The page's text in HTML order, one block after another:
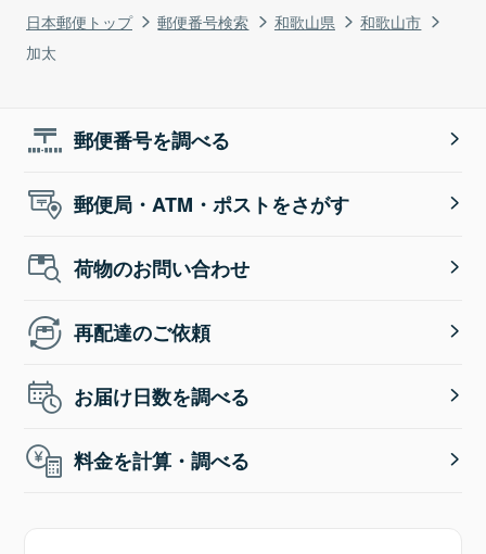
日本郵便トップ 郵便番号検索 和歌山県
和歌山市
加太
郵便番号を調べる
郵便局・ATM・ポストをさがす
荷物のお問い合わせ
再配達のご依頼
お届け日数を調べる
料金を計算・調べる